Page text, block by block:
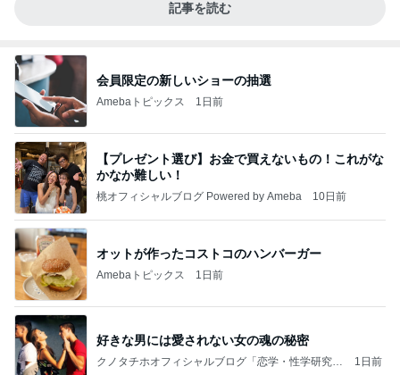
記事を読む
会員限定の新しいショーの抽選
Amebaトピックス 1日前
【プレゼント選び】お金で買えないもの！これがな
かなか難しい！
桃オフィシャルブログ Powered by Ameba 10日前
オットが作ったコストコのハンバーガー
Amebaトピックス 1日前
好きな男には愛されない女の魂の秘密
クノタチホオフィシャルブログ「恋学・性学研究
1日前